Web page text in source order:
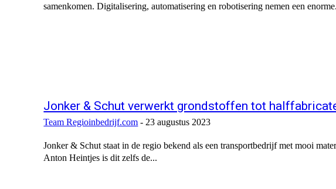
samenkomen. Digitalisering, automatisering en robotisering nemen een
Jonker & Schut verwerkt grondstoffen tot
Team Regioinbedrijf.com - 23 augustus 2023
Jonker & Schut staat in de regio bekend als een transportbedrijf met mooi
Anton Heintjes is dit zelfs de...